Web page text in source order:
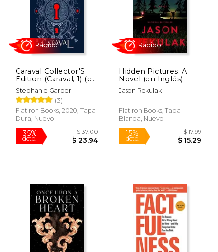
15%
dcto. $ 17.84
Rápido
dcto.
Rápido
Caraval Collector'S
Edition (Caraval, 1) (en
Inglés)
Stephanie Garber
(3)
Flatiron Books, 2020, Tapa
Dura, Nuevo
Rápido
Hidden Pictures: A
Novel (en Inglés)
Jason Rekulak
Flatiron Books, Tapa
Blanda, Nuevo
Rápido